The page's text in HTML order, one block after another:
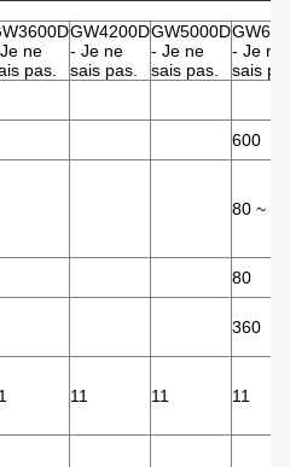
ne
pas.
GW4200D
- Je ne
sais pas.
GW5000D
- Je ne
sais pas.
- Je ne
sais
600
80 ~
80
360
11 11 11